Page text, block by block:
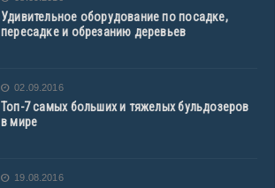
Удивительное оборудование по посадке,
пересадке и обрезанию деревьев
02.09.2016
Топ-7 самых больших и тяжелых бульдозеров
в мире
19.08.2016